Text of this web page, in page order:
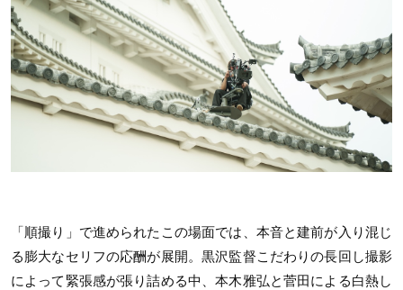
「順撮り」で進められたこの場面では、本音と建前が入り混じ
る膨大なセリフの応酬が展開。黒沢監督こだわりの長回し撮影
によって緊張感が張り詰める中、本木雅弘と菅田による白熱し